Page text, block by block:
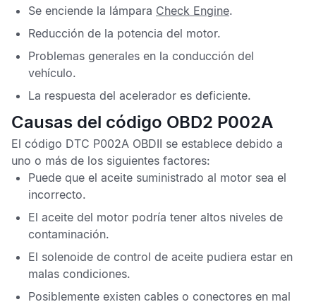
Se enciende la lámpara Check Engine.
Reducción de la potencia del motor.
Problemas generales en la conducción del
vehículo.
La respuesta del acelerador es deficiente.
Causas del código OBD2 P002A
El código DTC P002A OBDII se establece debido a
uno o más de los siguientes factores:
Puede que el aceite suministrado al motor sea el
incorrecto.
El aceite del motor podría tener altos niveles de
contaminación.
El solenoide de control de aceite pudiera estar en
malas condiciones.
Posiblemente existen cables o conectores en mal